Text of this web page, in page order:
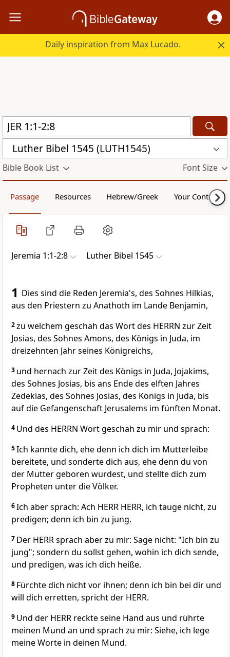
Daily inspiration from Max Lucado.
Luther Bibel 1545 (LUTH1545)
Bible Book List Font Size
Passage Resources Hebrew/Greek Your Content
Jeremia 1:1-2:8 Luther Bibel 1545
1 Dies sind die Reden Jeremia's, des Sohnes Hilkias,
aus den Priestern zu Anathoth im Lande Benjamin,
2zu welchem geschah das Wort des HERRN zur Zeit
Josias, des Sohnes Amons, des Königs in Juda, im
dreizehnten Jahr seines Königreichs,
3 und hernach zur Zeit des Königs in Juda, Jojakims,
des Sohnes Josias, bis ans Ende des elften Jahres
Zedekias, des Sohnes Josias, des Königs in Juda, bis
auf die Gefangenschaft Jerusalems im fünften Monat.
4 Und des HERRN Wort geschah zu mir und sprach:
5Ich kannte dich, ehe denn ich dich im Mutterleibe
bereitete, und sonderte dich aus, ehe denn du von
der Mutter geboren wurdest, und stellte dich zum
Propheten unter die Völker.
6Ich aber sprach: Ach HERR HERR, ich tauge nicht, zu
predigen; denn ich bin zu jung.
7 Der HERR sprach aber zu mir: Sage nicht: "Ich bin zu
jung"; sondern du sollst gehen, wohin ich dich sende,
und predigen, was ich dich heiße.
8 Fürchte dich nicht vor ihnen; denn ich bin bei dir und
will dich erretten, spricht der HERR.
9 Und der HERR reckte seine Hand aus und rührte
meinen Mund an und sprach zu mir: Siehe, ich lege
meine Worte in deinen Mund.